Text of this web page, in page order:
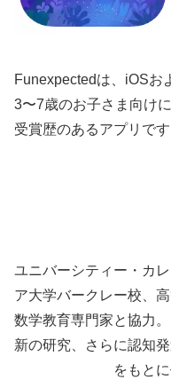
Funexpectedは、iOSお
3〜7歳のお子さま向け
受賞歴のあるアプリです
ユニバーシティー・カ
ア大学バークレー校、
数学教育専門家と協力
新の研究、さらに認知
をもと